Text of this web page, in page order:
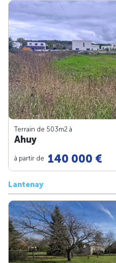
Terrain de 503m2 à
Ahuy
à partir de 140 000 €
Lantenay